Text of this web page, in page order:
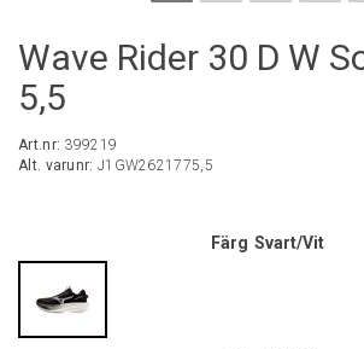
Wave Rider 30 D W
5,5
Art.nr: 399219
Alt. varunr: J1GW2621775,5
Färg Svart/Vit